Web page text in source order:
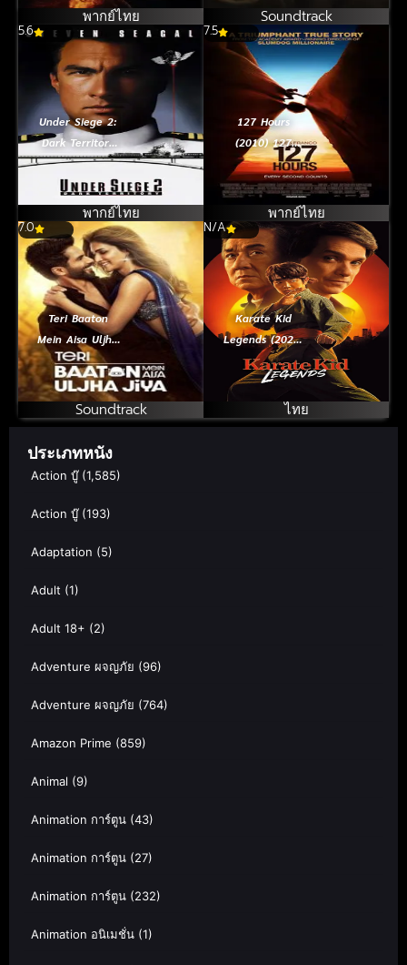
พากย์ไทย
ผูกพัน
Soundtrack
5.6
Under Siege 2:
Dark Territory
(1995) ยุทธการ
ยึดด่วนนรก ภาค
2พากย์ไทย
7.5
127 Hours
(2010) 127
ชั่วโมง
พากย์ไทย
7.0
Teri Baaton
Mein Aisa Uljha
Jiya (2024)
Soundtrack
N/A
Karate Kid
Legends (2025)
คาราเต้ คิด ผนึก
พลังตำนานนักสู้
ไทย
ประเภทหนัง
Action บู๊(1,585)
Action บู๊(193)
Adaptation (5)
Adult (1)
Adult 18+ (2)
Adventure ผจญภัย (96)
Adventure ผจญภัย (764)
Amazon Prime (859)
Animal (9)
Animation การ์ตูน (43)
Animation การ์ตูน (27)
Animation การ์ตูน (232)
Animation อนิเมชั่น (1)